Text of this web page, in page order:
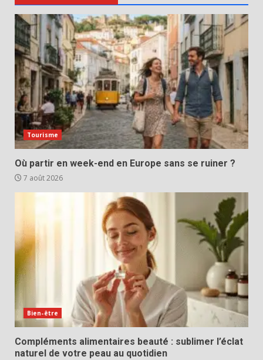
Tourisme
Où partir en week-end en Europe sans se ruiner ?
7 août 2026
Bien-être
Compléments alimentaires beauté : sublimer l’éclat
naturel de votre peau au quotidien